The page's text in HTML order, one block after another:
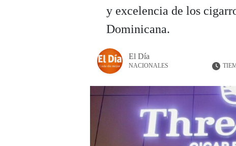
y excelencia de los
Dominicana.
El Día
NACIONALES